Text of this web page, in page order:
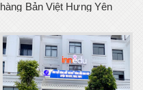
hàng Bản Việt Hưng Yên